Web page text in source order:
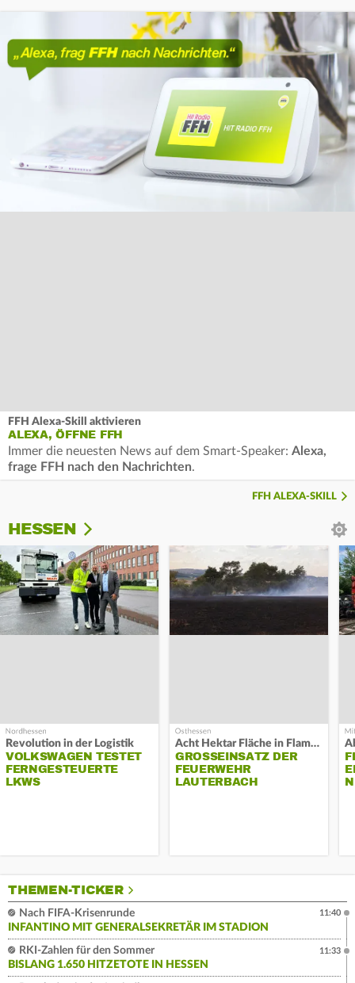
FFH Alexa-Skill aktivieren
ALEXA, ÖFFNE FFH
Immer die neuesten News auf dem Smart-Speaker: Alexa,
frage FFH nach den Nachrichten.
FFH ALEXA-SKILL
HESSEN
Revolution in der Logistik
VOLKSWAGEN TESTET
FERNGESTEUERTE
LKWS
Acht Hektar Fläche in Flammen
GROSSEINSATZ DER F
EUERWEHR L
AUTERBACH
THEMEN-TICKER
Nach FIFA-Krisenrunde
INFANTINO MIT GENERALSEKRETÄR IM STADION
11:40
RKI-Zahlen für den Sommer
BISLANG 1.650 HITZETOTE IN HESSEN
11:33